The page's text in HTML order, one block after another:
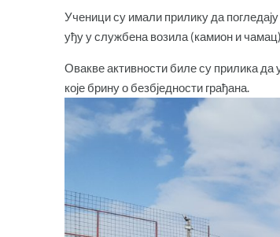
Ученици су имали прилику да
уђу у службена возила (камион и
Овакве активности биле су прилика
које брину о безбједности грађана.